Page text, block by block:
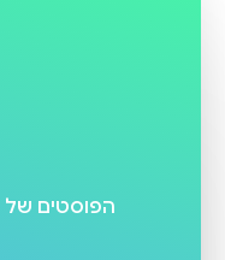
הפוסטים של